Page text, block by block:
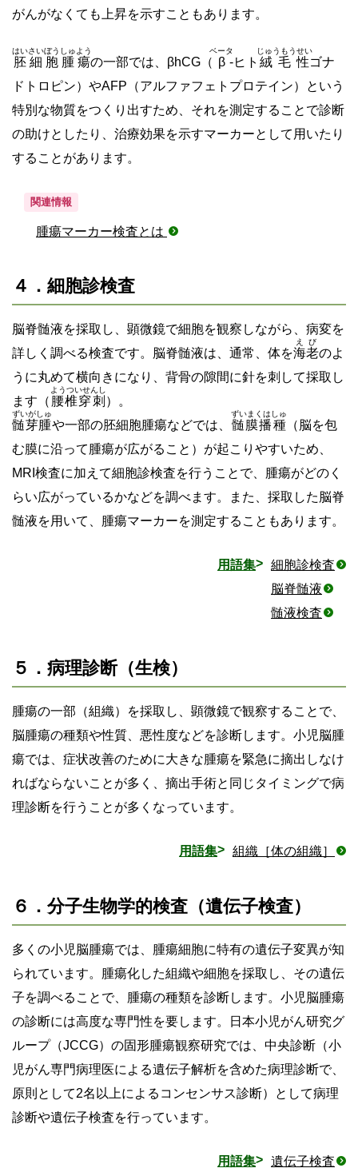
がんがなくても上昇を示すこともあります。
胚細胞腫瘍
はいさいぼうしゅよう
の一部では、βhCG（ β
ベータ
-ヒト 絨毛性
じゅうもうせい
ゴナ
ドトロピン）やAFP（アルファフェトプロテイン）という
特別な物質をつくり出すため、それを測定することで診断
の助けとしたり、治療効果を示すマーカーとして用いたり
することがあります。
関連情報
腫瘍マーカー検査とは
４．細胞診検査
脳脊髄液を採取し、顕微鏡で細胞を観察しながら、病変を
詳しく調べる検査です。脳脊髄液は、通常、体を海老
えび
のよ
うに丸めて横向きになり、背骨の隙間に針を刺して採取し
ます（ 腰椎穿刺
ようついせんし
）。
髄芽腫
ずいがしゅ
や一部の胚細胞腫瘍などでは、 髄膜播種
ずいまくはしゅ
（脳を包
む膜に沿って腫瘍が広がること）が起こりやすいため、
MRI検査に加えて細胞診検査を行うことで、腫瘍がどのく
らい広がっているかなどを調べます。また、採取した脳脊
髄液を用いて、腫瘍マーカーを測定することもあります。
用語集
細胞診検査
脳脊髄液
髄液検査
５．病理診断（生検）
腫瘍の一部（組織）を採取し、顕微鏡で観察することで、
脳腫瘍の種類や性質、悪性度などを診断します。小児脳腫
瘍では、症状改善のために大きな腫瘍を緊急に摘出しなけ
ればならないことが多く、摘出手術と同じタイミングで病
理診断を行うことが多くなっています。
用語集 組織［体の組織］
６．分子生物学的検査（遺伝子検査）
多くの小児脳腫瘍では、腫瘍細胞に特有の遺伝子変異が知
られています。腫瘍化した組織や細胞を採取し、その遺伝
子を調べることで、腫瘍の種類を診断します。小児脳腫瘍
の診断には高度な専門性を要します。日本小児がん研究グ
ループ（JCCG）の固形腫瘍観察研究では、中央診断（小
児がん専門病理医による遺伝子解析を含めた病理診断で、
原則として2名以上によるコンセンサス診断）として病理
診断や遺伝子検査を行っています。
用語集 遺伝子検査